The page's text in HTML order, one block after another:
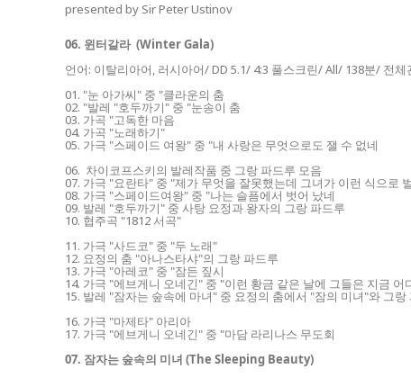
presented by Sir Peter Ustinov
06. 윈터갈라 (Winter Gala)
언어: 이탈리아어, 러시아어/ DD 5.1/ 4:3 풀스크린/ All/ 138분/ 전체
01. "눈 아가씨" 중 "클라운의 춤
02. "발레 "호두까기" 중 "눈송이 춤
03. 가곡 "고독한 마음
04. 가곡 "노래하기"
05. 가극 "스페이드 여왕" 중 "내 사랑은 무엇으로도 잴 수 없네
06. 차이코프스키의 발레작품 중 그랑 파드루 모음
07. 가극 "요란타" 중 "제가 무엇을 잘못했는데 그녀가 이런 식으로
08. 가극 "스페이드여왕" 중 "나는 슬픔에서 벗어 났네
09. 발레 "호두까기" 중 사탕 요정과 왕자의 그랑 파드루
10. 협주곡 "1812 서곡"
11. 가극 "사드코" 중 "두 노래"
12. 요정의 춤 "아나스타샤"의 그랑 파드루
13. 가극 "아레코" 중 "잠든 짚시
14. 가극 "에브게니 오네긴" 중 "이런 황금 같은 날에 그들은 지금 어
15. 발레 "잠자는 숲속에 마녀" 중 요정의 춤에서 "잠의 미녀"와 그랑
16. 가극 "마제타" 아리아
17. 가극 "에브게니 오네긴" 중 "마담 라리나스 무도회
07. 잠자는 숲속의 미녀 (The Sleeping Beauty)